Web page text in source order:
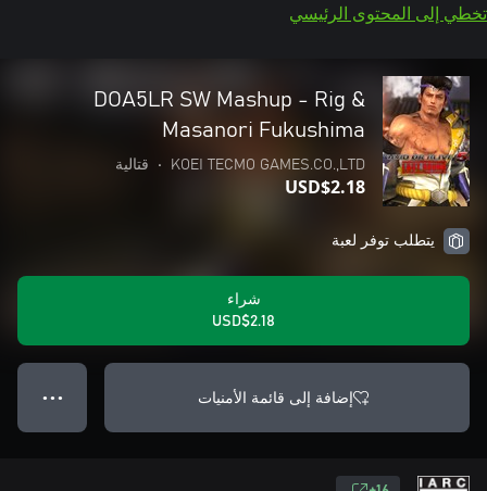
تخطي إلى المحتوى الرئيسي
DOA5LR SW Mashup - Rig &
Masanori Fukushima
KOEI TECMO GAMES.CO.,LTD
• قتالية
USD$2.18
يتطلب توفر لعبة
شراء
USD$2.18
إضافة إلى قائمة الأمنيات ● ● ●